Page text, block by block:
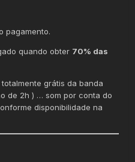
pagamento.
quando obter 70% das
grátis da banda
de 2h ) … som por conta do
disponibilidade na